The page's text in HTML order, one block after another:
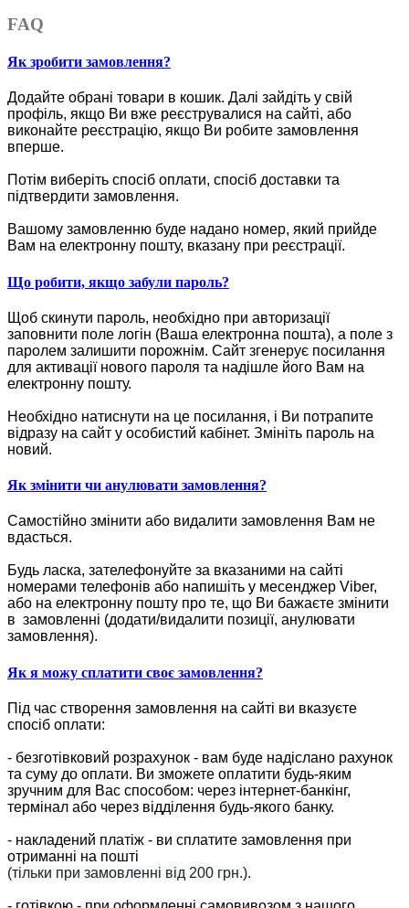
FAQ
Як зробити замовлення?
Додайте обрані товари в кошик. Далі зайдіть у свій
профіль, якщо Ви вже реєструвалися на сайті, або
виконайте реєстрацію, якщо Ви робите замовлення
вперше.
Потім виберіть спосіб оплати, спосіб доставки та
підтвердити замовлення.
Вашому замовленню буде надано номер, який прийде
Вам на електронну пошту, вказану при реєстрації.
Що робити, якщо забули пароль?
Щоб скинути пароль, необхідно при авторизації
заповнити поле логін (Ваша електронна пошта), а поле з
паролем залишити порожнім. Сайт згенерує посилання
для активації нового пароля та надішле його Вам на
електронну пошту.
Необхідно натиснути на це посилання, і Ви потрапите
відразу на сайт у особистий кабінет. Змініть пароль на
новий.
Як змінити чи анулювати замовлення?
Самостійно змінити або видалити замовлення Вам не
вдасться.
Будь ласка, зателефонуйте за вказаними на сайті
номерами телефонів або напишіть у месенджер Viber,
або на електронну пошту про те, що Ви бажаєте змінити
в замовленні (додати/видалити позиції, анулювати
замовлення).
Як я можу сплатити своє замовлення?
Під час створення замовлення на сайті ви вказуєте
спосіб оплати:
- безготівковий розрахунок - вам буде надіслано рахунок
та суму до оплати. Ви зможете оплатити будь-яким
зручним для Вас способом: через інтернет-банкінг,
термінал або через відділення будь-якого банку.
- накладений платіж - ви сплатите замовлення при
отриманні на пошті
(тільки при замовленні від 200 грн.).